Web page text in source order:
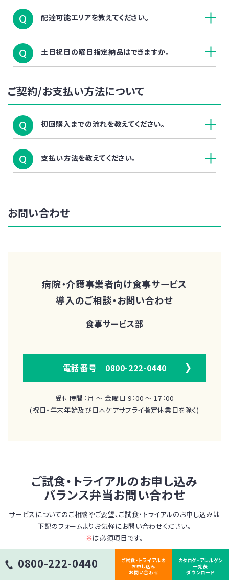
Q 配達可能エリアを教えてください。
Q 土日祝日の曜日指定納品はできますか。
ご契約/お支払い方法について
Q 初回購入までの流れを教えてください。
Q 支払い方法を教えてください。
お問い合わせ
病院・介護事業者向け食事サービス
導入のご相談・お問い合わせ
食事サービス部
電話番号 0800-222-0440
受付時間：月 ～ 金曜日 9：00 ～ 17：00
(祝日・年末年始及び日本ケアサプライ指定休業日を除く)
ご試食・トライアルのお申し込み
バランス弁当お問い合わせ
サービスについてのご相談やご要望、ご試食・トライアルのお申し込みは
下記のフォームよりお気軽にお問い合わせください。
※は必須項目です。
問合わせ種別※
0800-222-0440
ご試食・トライアルの
お申し込み
お問い合わせ
カタログ・アレルゲン
一覧表
ダウンロード